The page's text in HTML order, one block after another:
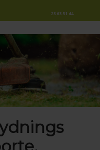
23 63 51 44